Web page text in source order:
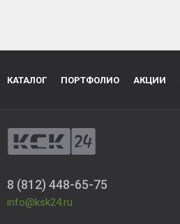
КАТАЛОГ ПОРТФОЛИО АКЦИИ
8 (812) 448-65-75
info@ksk24.ru